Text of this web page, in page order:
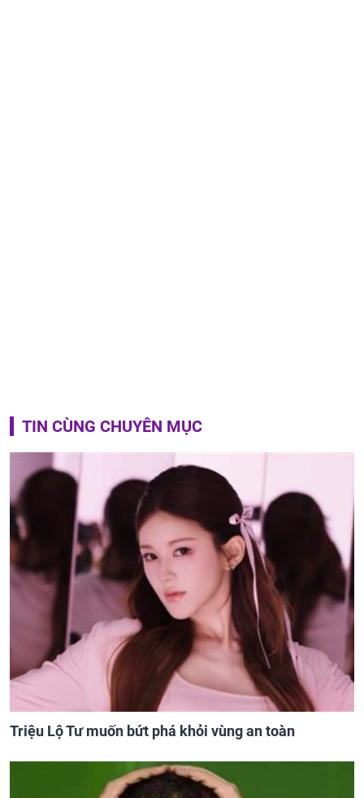
TIN CÙNG CHUYÊN MỤC
Triệu Lộ Tư muốn bứt phá khỏi vùng an toàn